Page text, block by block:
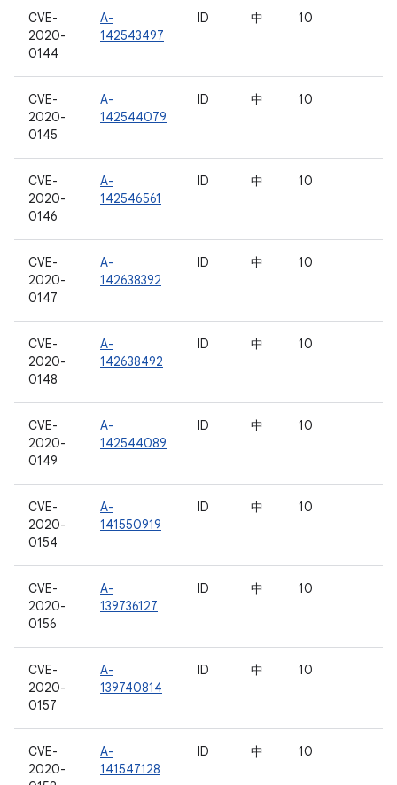
CVE-
2020-
0144
A-
142543497
ID 中 10
CVE-
2020-
0145
A-
142544079
ID 中 10
CVE-
2020-
0146
A-
142546561
ID 中 10
CVE-
2020-
0147
A-
142638392
ID 中 10
CVE-
2020-
0148
A-
142638492
ID 中 10
CVE-
2020-
0149
A-
142544089
ID 中 10
CVE-
2020-
0154
A-
141550919
ID 中 10
CVE-
2020-
0156
A-
139736127
ID 中 10
CVE-
2020-
0157
A-
139740814
ID 中 10
CVE-
2020-
A-
141547128
ID 中 10